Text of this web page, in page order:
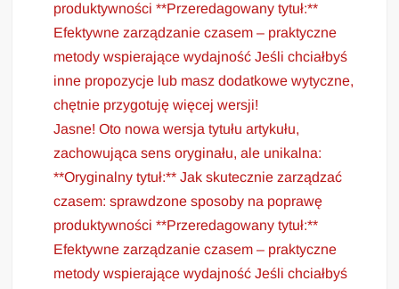
produktywności **Przeredagowany tytuł:**
Efektywne zarządzanie czasem – praktyczne
metody wspierające wydajność Jeśli chciałbyś
inne propozycje lub masz dodatkowe wytyczne,
chętnie przygotuję więcej wersji!
Jasne! Oto nowa wersja tytułu artykułu,
zachowująca sens oryginału, ale unikalna:
**Oryginalny tytuł:** Jak skutecznie zarządzać
czasem: sprawdzone sposoby na poprawę
produktywności **Przeredagowany tytuł:**
Efektywne zarządzanie czasem – praktyczne
metody wspierające wydajność Jeśli chciałbyś